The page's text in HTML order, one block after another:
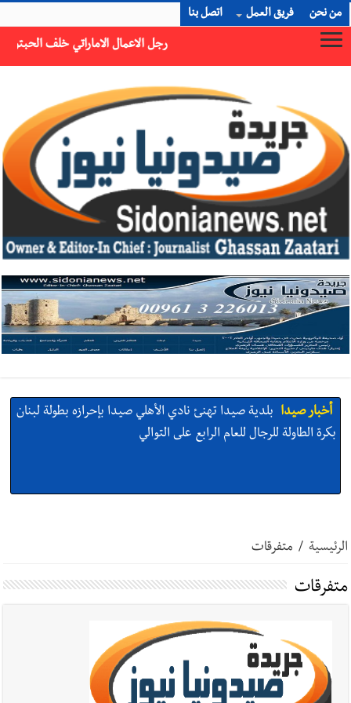
من نحن فريق العمل اتصل بنا
خلف الحبتور : 112 شهيداً شُيّعوا في ‫غزة‬ بعد أن بقوا تحت الأنقاض منذ عام 2023: أيُعقل أن يبقى الشعب الفلسطيني يعيش كل هذا الألم؟ وإلى متى تستمر هذه المعاناة التي تمزق القلوب والضمائر؟
أخبار صيدا بلدية صيدا تهنئ نادي الأهلي صيدا بإحرازه بطولة لبنان
بكرة الطاولة للرجال للعام الرابع على التوالي
أخبار صيدا مؤسسة مياه لبنان الجنوبي : انخفاض التغذية بالمياه
الرئيسية / متفرقات
متفرقات